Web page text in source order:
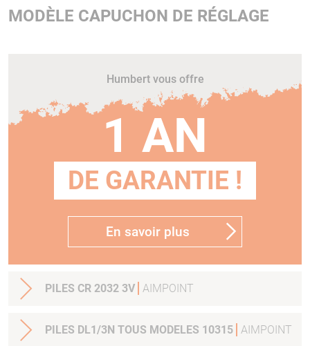
MODÈLE CAPUCHON DE RÉGLAGE
Humbert vous offre
1 AN
DE GARANTIE !
En savoir plus
PILES CR 2032 3V AIMPOINT
PILES DL1/3N TOUS MODELES 10315 AIMPOINT